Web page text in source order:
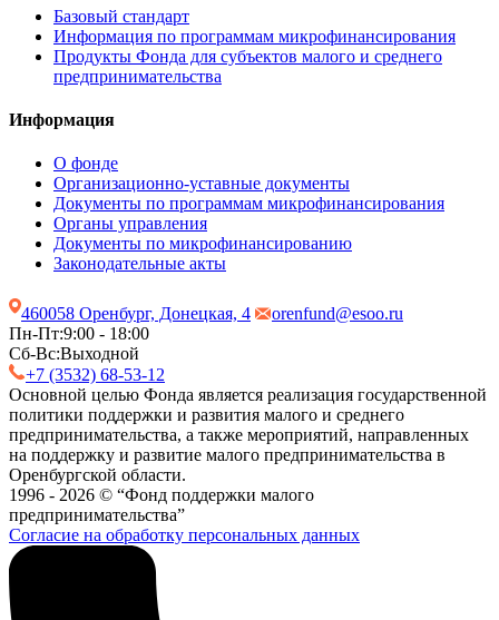
Базовый стандарт
Информация по программам микрофинансирования
Продукты Фонда для субъектов малого и среднего
предпринимательства
Информация
О фонде
Организационно-уставные документы
Документы по программам микрофинансирования
Органы управления
Документы по микрофинансированию
Законодательные акты
460058 Оренбург, Донецкая, 4
orenfund@esoo.ru
Пн-Пт:9:00 - 18:00
Сб-Вс:Выходной
+7 (3532) 68-53-12
Основной целью Фонда является реализация государственной
политики поддержки и развития малого и среднего
предпринимательства, а также мероприятий, направленных
на поддержку и развитие малого предпринимательства в
Оренбургской области.
1996 - 2026 © “Фонд поддержки малого
предпринимательства”
Согласие на обработку персональных данных